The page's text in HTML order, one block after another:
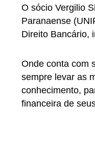
O sócio Vergilio
Paranaense
Direito Bancário,
Onde conta com
sempre levar as
conhecimento,
financeira de